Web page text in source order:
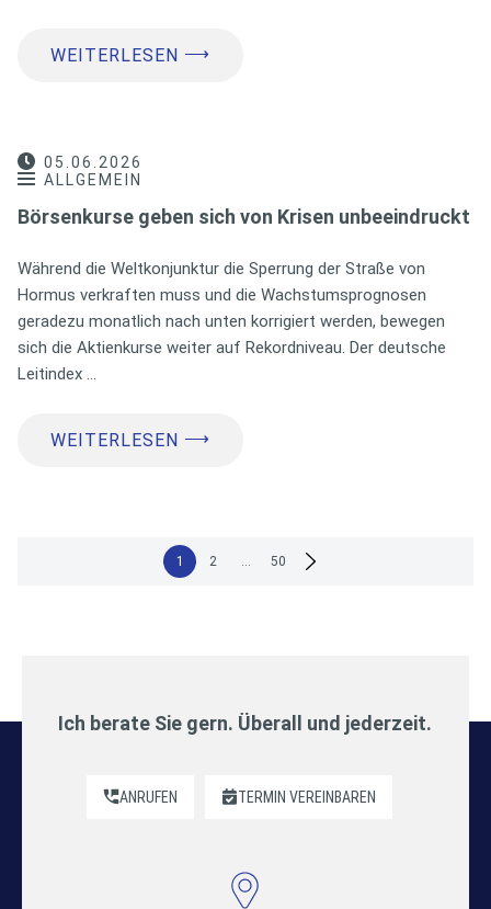
WEITERLESEN ⟶
05.06.2026
ALLGEMEIN
Börsenkurse geben sich von Krisen unbeeindruckt
Während die Weltkonjunktur die Sperrung der Straße von
Hormus verkraften muss und die Wachstumsprognosen
geradezu monatlich nach unten korrigiert werden, bewegen
sich die Aktienkurse weiter auf Rekordniveau. Der deutsche
Leitindex …
WEITERLESEN ⟶
Seitennummerierung
1 2 50
Ich berate Sie gern. Überall und jederzeit.
ANRUFEN TERMIN VEREINBAREN